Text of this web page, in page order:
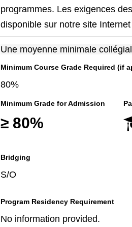
programmes. Les exigences
disponible sur notre site Internet
Une moyenne minimale
Minimum Course Grade Required (if
80%
Minimum Grade for Admission
≥ 80%
Bridging
S/O
Program Residency Requirement
No information provided.